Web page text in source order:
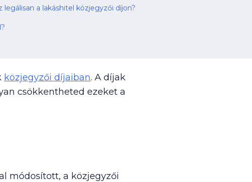
legálisan a lakáshitel közjegyzői díjon?
közjegyzői díjaiban. A díjak
csökkentheted ezeket a
módosított, a közjegyzői